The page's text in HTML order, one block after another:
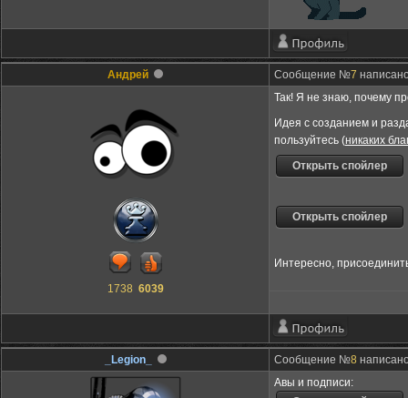
Андрей Сообщение №7
1738 6039
Так! Я не знаю, почему
Идея с созданием и
пользуйтесь (никаких
Интересно,
_Legion_ Сообщение №8
Авы и подписи: